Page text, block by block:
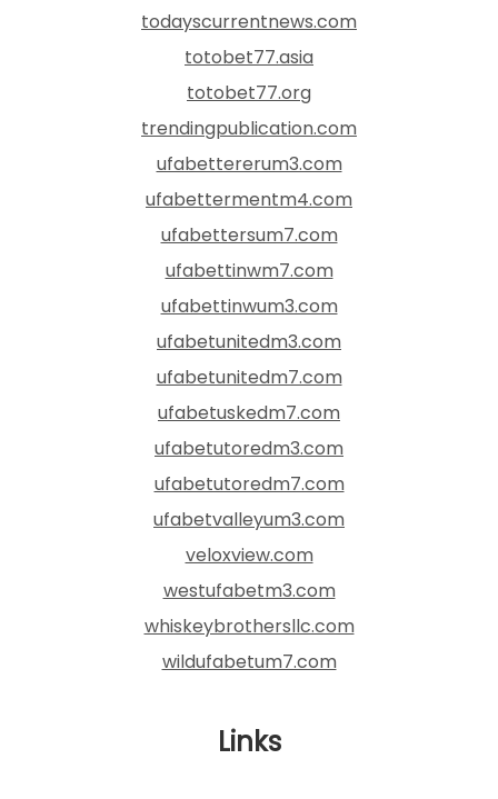
todayscurrentnews.com
totobet77.asia
totobet77.org
trendingpublication.com
ufabettererum3.com
ufabettermentm4.com
ufabettersum7.com
ufabettinwm7.com
ufabettinwum3.com
ufabetunitedm3.com
ufabetunitedm7.com
ufabetuskedm7.com
ufabetutoredm3.com
ufabetutoredm7.com
ufabetvalleyum3.com
veloxview.com
westufabetm3.com
whiskeybrothersllc.com
wildufabetum7.com
Links